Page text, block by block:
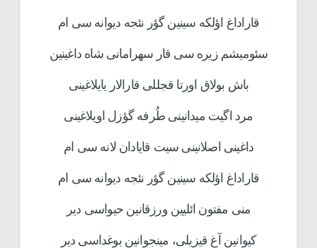
قاراداغ اؤلکه سینین گؤر نئجه دیوانه سی ام
سئومیشم زیره سی قار سهرامانی شاه داغینین
باش بولاق اورتا قجللی قارالار یایلاغینی
مرد اگیت میدانینی طُرفه گؤزل اویلاغینی
داغینی اصلانینی سیت قایادان لانه سی ام
قاراداغ اؤلکه سینین گؤر نئجه دیوانه سی ام
منی مفتون ائلیین ورزقانین حیواسی دیر
کیوانین آغ قیزیلی، مینجوانین بوغداسی دیر